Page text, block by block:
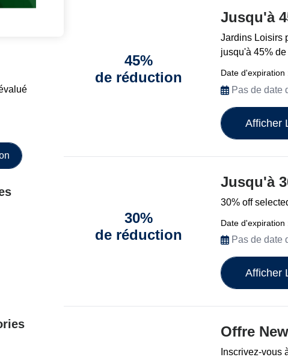
45%
de réduction
Jusqu'à
Jardins Loisirs
jusqu'à 45%
Date d'expiration
Pas de date
Afficher
30%
de réduction
Jusqu'à
30% off
Date d'expiration
Pas de date
Afficher
Offre
Inscrivez-vous